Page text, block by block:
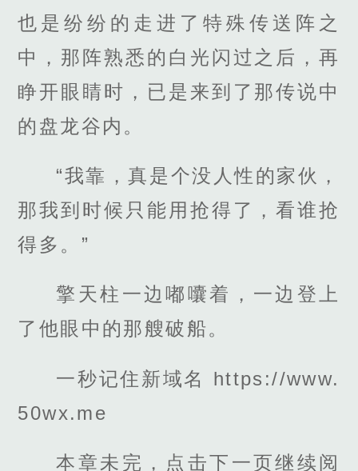
也是纷纷的走进了特殊传送阵之
中，那阵熟悉的白光闪过之后，再
睁开眼睛时，已是来到了那传说中
的盘龙谷内。
“我靠，真是个没人性的家伙，
那我到时候只能用抢得了，看谁抢
得多。”
擎天柱一边嘟囔着，一边登上
了他眼中的那艘破船。
一秒记住新域名 https://www.
50wx.me
本章未完，点击下一页继续阅